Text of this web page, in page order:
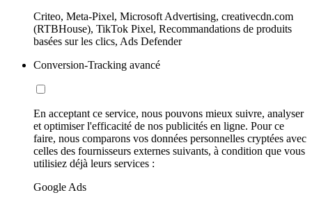
Criteo, Meta-Pixel, Microsoft Advertising, creativecdn.com
(RTBHouse), TikTok Pixel, Recommandations de produits
basées sur les clics, Ads Defender
Conversion-Tracking avancé
En acceptant ce service, nous pouvons mieux suivre, analyser
et optimiser l'efficacité de nos publicités en ligne. Pour ce
faire, nous comparons vos données personnelles cryptées avec
celles des fournisseurs externes suivants, à condition que vous
utilisiez déjà leurs services :
Google Ads